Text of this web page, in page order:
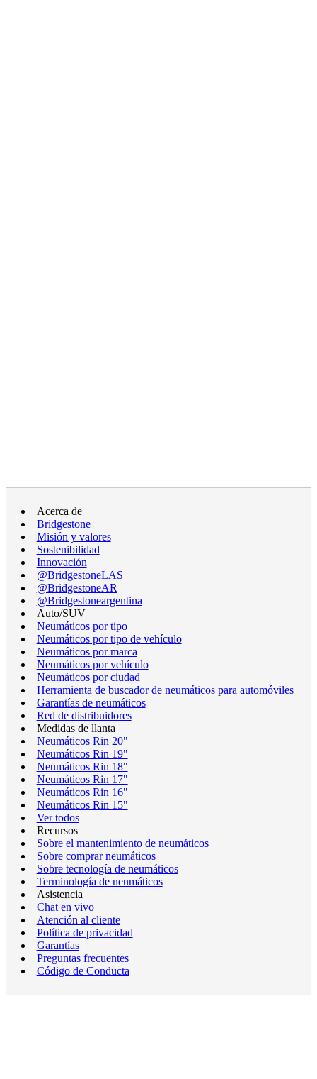
Acerca de
Bridgestone
Misión y valores
Sostenibilidad
Innovación
@BridgestoneLAS
@BridgestoneAR
@Bridgestoneargentina
Auto/SUV
Neumáticos por tipo
Neumáticos por tipo de vehículo
Neumáticos por marca
Neumáticos por vehículo
Neumáticos por ciudad
Herramienta de buscador de neumáticos para automóviles
Garantías de neumáticos
Red de distribuidores
Medidas de llanta
Neumáticos Rin 20"
Neumáticos Rin 19"
Neumáticos Rin 18"
Neumáticos Rin 17"
Neumáticos Rin 16"
Neumáticos Rin 15"
Ver todos
Recursos
Sobre el mantenimiento de neumáticos
Sobre comprar neumáticos
Sobre tecnología de neumáticos
Terminología de neumáticos
Asistencia
Chat en vivo
Atención al cliente
Política de privacidad
Garantías
Preguntas frecuentes
Código de Conducta